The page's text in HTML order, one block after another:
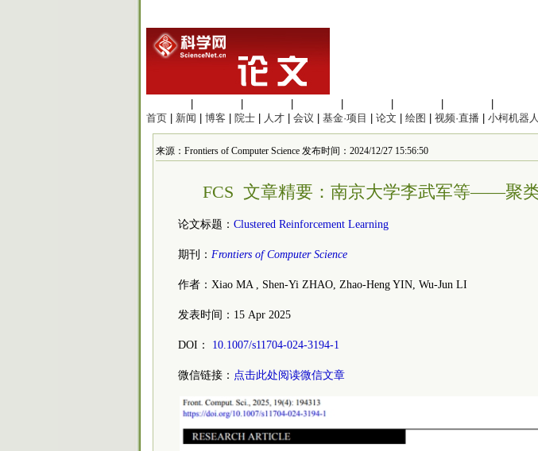
首页
新闻 博客 院士 人才 会议 基金·项目 论文 绘图 视频·直播 小柯机器人
来源：Frontiers of Computer Science 发布时间：2024/12/27 15:56:50
FCS 文章精要：南京大学李武军等——聚
论文标题： Clustered Reinforcement Learning
期刊： Frontiers of Computer Science
作者：Xiao MA , Shen-Yi ZHAO, Zhao-Heng YIN, Wu-Jun LI
发表时间：15 Apr 2025
DOI： 10.1007/s11704-024-3194-1
微信链接： 点击此处阅读微信文章